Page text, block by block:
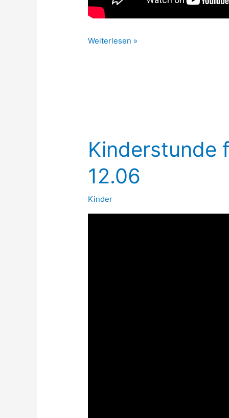
Kinderstunde
12.06
Weiterlesen »
Kinderstunde
12.06
Kinder